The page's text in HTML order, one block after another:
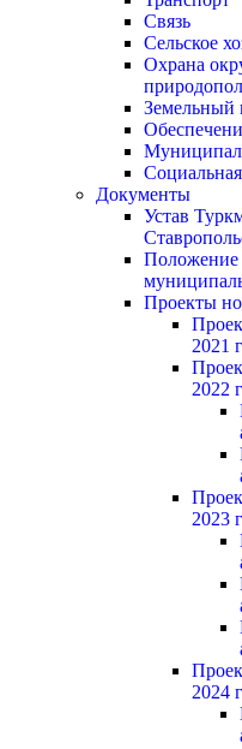
Связь
Сельское
Охрана
Земельный
Документы
Устав
Положение
Проекты
2021
2022
2023
2024